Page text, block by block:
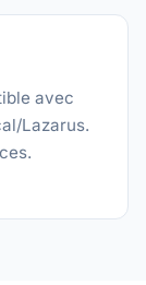
avec
Lazarus.